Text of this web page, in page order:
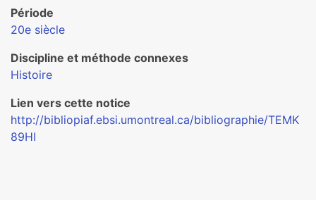
Période
20e siècle
Discipline et méthode connexes
Histoire
Lien vers cette notice
http://bibliopiaf.ebsi.umontreal.ca/bibliographie/TEMK
89HI